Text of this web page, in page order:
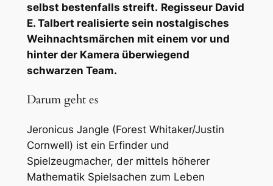
selbst bestenfalls streift. Regisseur David
E. Talbert realisierte sein nostalgisches
Weihnachtsmärchen mit einem vor und
hinter der Kamera überwiegend
schwarzen Team.
Darum geht es
Jeronicus Jangle (Forest Whitaker/Justin
Cornwell) ist ein Erfinder und
Spielzeugmacher, der mittels höherer
Mathematik Spielsachen zum Leben